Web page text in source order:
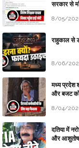
सरकार से
8/05/
राहुकाल से
8/06/
मध्य प्रदेश
और बजट
8/04/
दतिया में
और